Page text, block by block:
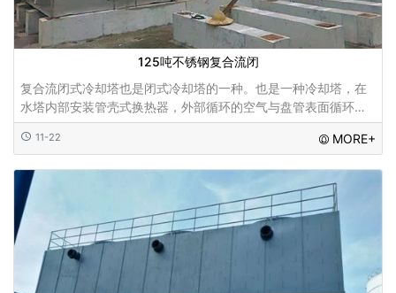
125吨不锈钢复合流闭
复合流闭式冷却塔也是闭式冷却塔的一种。也是一种冷却塔，在
水塔内部安装管壳式换热器，外部循环的空气与盘管表面循环的
喷射水产生热交换，从而达到冷却的效果...
11-22 MORE+